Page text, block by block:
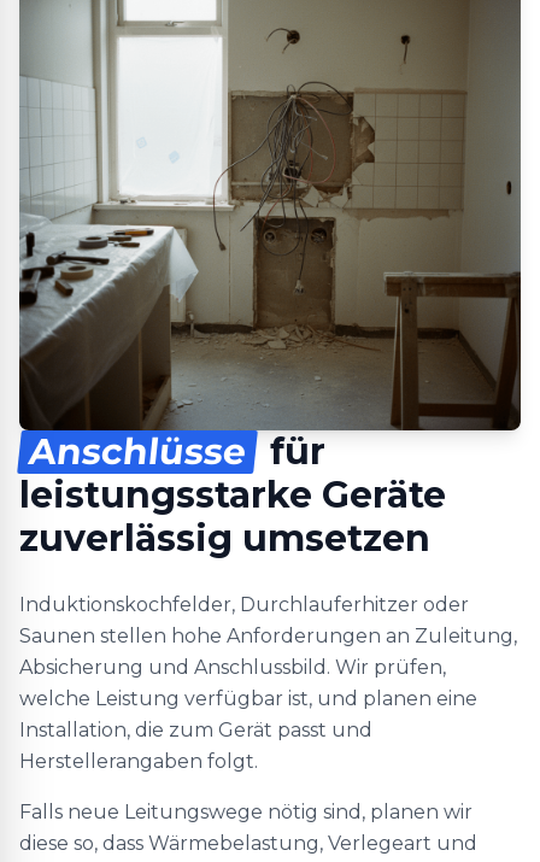
Anschlüsse für
leistungsstarke Geräte
zuverlässig umsetzen
Induktionskochfelder, Durchlauferhitzer oder
Saunen stellen hohe Anforderungen an Zuleitung,
Absicherung und Anschlussbild. Wir prüfen,
welche Leistung verfügbar ist, und planen eine
Installation, die zum Gerät passt und
Herstellerangaben folgt.
Falls neue Leitungswege nötig sind, planen wir
diese so, dass Wärmebelastung, Verlegeart und